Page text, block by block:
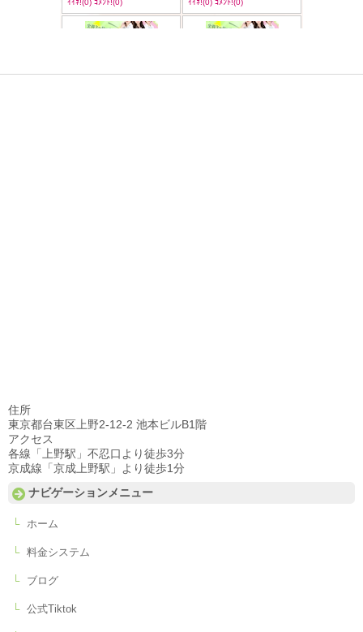
住所
東京都台東区上野2-12-2 池本ビルB1階
アクセス
各線「上野駅」不忍口より徒歩3分
京成線「京成上野駅」より徒歩1分
ナビゲーションメニュー
ホーム
料金システム
ブログ
公式Tiktok